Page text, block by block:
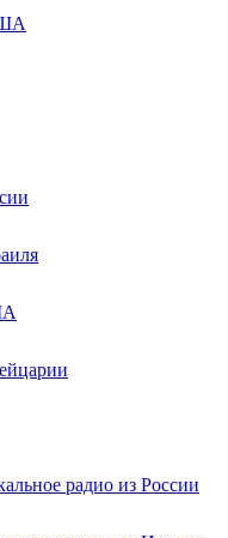
радио из России